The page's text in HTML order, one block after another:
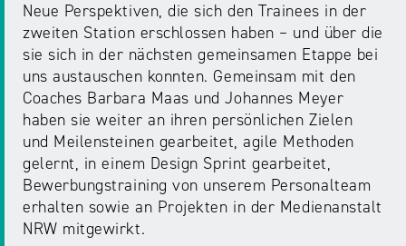
Neue Perspektiven, die sich den Trainees in der
zweiten Station erschlossen haben – und über die
sie sich in der nächsten gemeinsamen Etappe bei
uns austauschen konnten. Gemeinsam mit den
Coaches Barbara Maas und Johannes Meyer
haben sie weiter an ihren persönlichen Zielen
und Meilensteinen gearbeitet, agile Methoden
gelernt, in einem Design Sprint gearbeitet,
Bewerbungstraining von unserem Personalteam
erhalten sowie an Projekten in der Medienanstalt
NRW mitgewirkt.